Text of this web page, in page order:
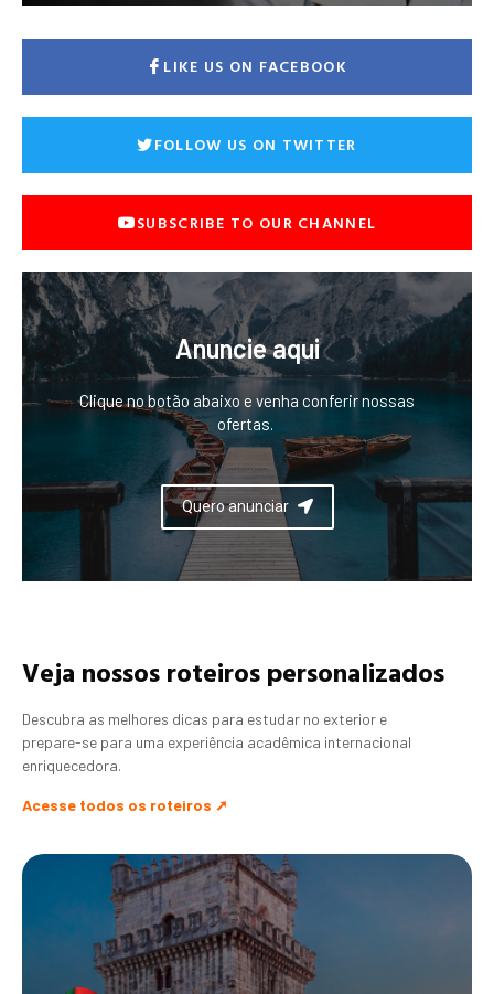
LIKE US ON FACEBOOK
FOLLOW US ON TWITTER
SUBSCRIBE TO OUR CHANNEL
Anuncie aqui
Clique no botão abaixo e venha conferir nossas
ofertas.
Quero anunciar
Veja nossos roteiros personalizados
Descubra as melhores dicas para estudar no exterior e
prepare-se para uma experiência acadêmica internacional
enriquecedora.
Acesse todos os roteiros ➚